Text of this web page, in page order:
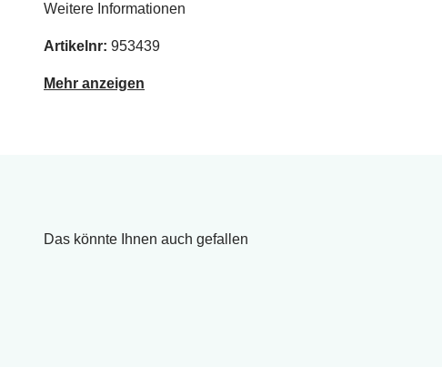
Weitere Informationen
Artikelnr: 953439
Mehr anzeigen
Das könnte Ihnen auch gefallen